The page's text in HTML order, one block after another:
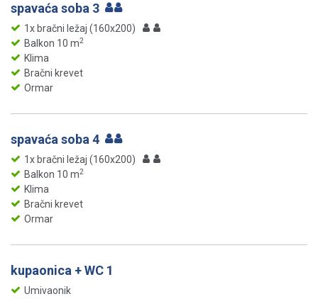
spavaća soba 3
1x bračni ležaj (160x200)
Balkon 10 m2
Klima
Bračni krevet
Ormar
spavaća soba 4
1x bračni ležaj (160x200)
Balkon 10 m2
Klima
Bračni krevet
Ormar
kupaonica + WC 1
Umivaonik